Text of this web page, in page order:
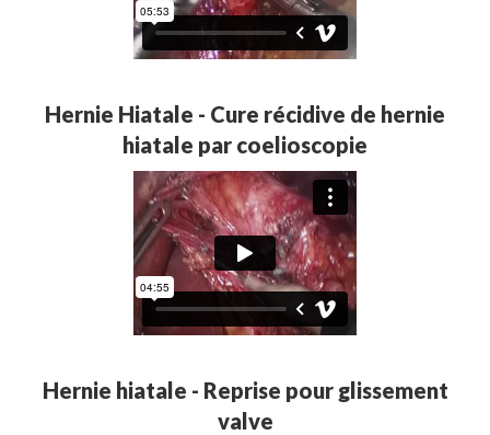
Hernie Hiatale - Cure récidive de hernie
hiatale par coelioscopie
Hernie hiatale - Reprise pour glissement
valve